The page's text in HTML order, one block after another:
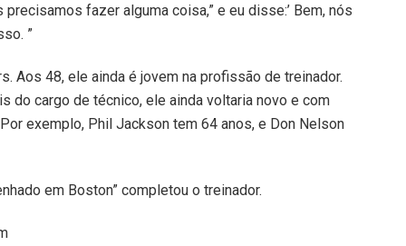
precisamos fazer alguma coisa,” e eu disse:’ Bem, nós
”
Aos 48, ele ainda é jovem na profissão de treinador.
do cargo de técnico, ele ainda voltaria novo e com
exemplo, Phil Jackson tem 64 anos, e Don Nelson
em Boston” completou o treinador.